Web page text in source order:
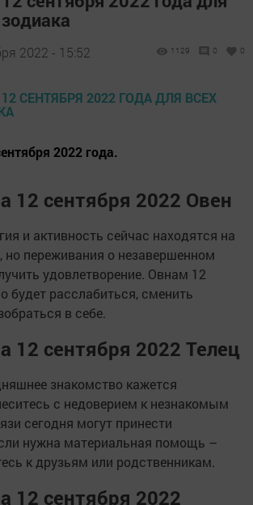
2022 - 15:52 1129 0 0
2022 года.
12 сентября 2022 Овен
и активность сейчас находятся на
но переживания о незавершенном
удовлетворение. Овнам 12
будет расслабиться, сменить
в себе.
12 сентября 2022 Телец
знакомство кажется
с недоверием к незнакомым
сегодня могут принести
нужна материальная помощь –
к друзьям или родственникам.
12 сентября 2022